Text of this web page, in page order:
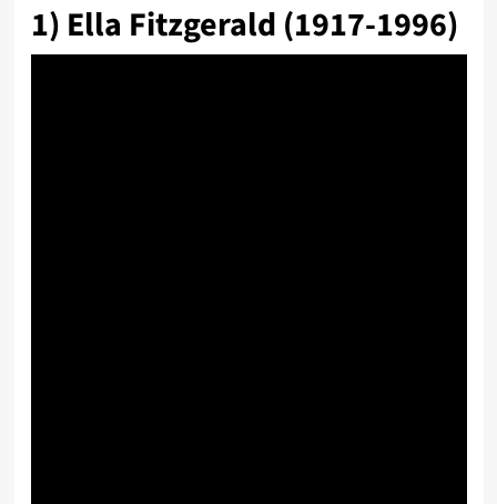
1) Ella Fitzgerald (1917-1996)